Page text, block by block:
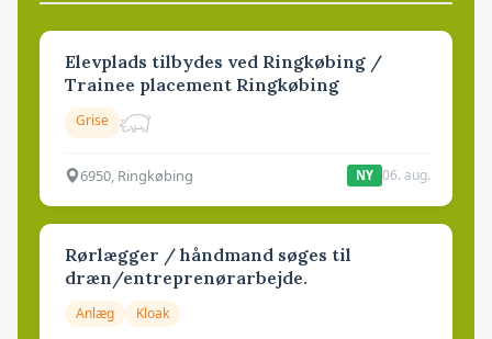
Elevplads tilbydes ved Ringkøbing /
Trainee placement Ringkøbing
Grise
6950, Ringkøbing NY 06. aug.
Rørlægger / håndmand søges til
dræn/entreprenørarbejde.
Anlæg Kloak